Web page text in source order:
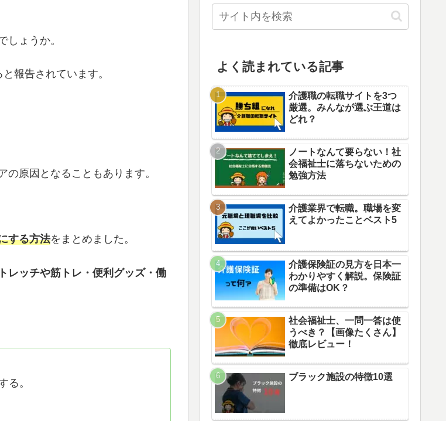
しょうか。
と報告されています。
原因となることもあります。
する方法をまとめました。
レッチや筋トレ・便利グッズ・働
る。
よく読まれている記事
介護職の転職サイトを3つ
厳選。みんなが選ぶ王道は
どれ？
ノートなんて要らない！社
会福祉士に落ちないための
勉強方法
介護業界で転職。職場を変
えてよかったことベスト5
介護保険証の見方を日本一
わかりやすく解説。保険証
の準備はOK？
社会福祉士、一問一答は使
うべき？【画像たくさん】
徹底レビュー！
ブラック施設の特徴10選